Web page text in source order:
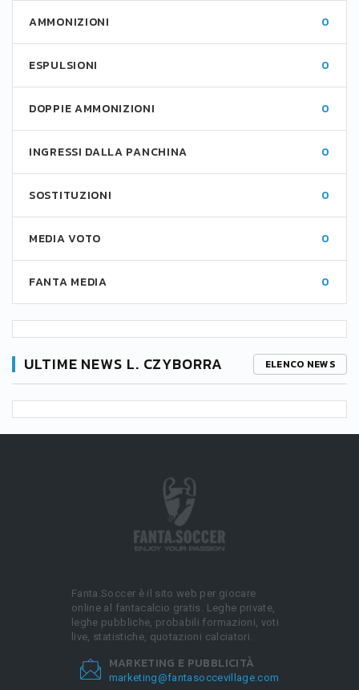
AMMONIZIONI 0
ESPULSIONI 0
DOPPIE AMMONIZIONI 0
INGRESSI DALLA PANCHINA 0
SOSTITUZIONI 0
MEDIA VOTO 0
FANTA MEDIA 0
ULTIME NEWS L. CZYBORRA ELENCO NEWS
Fanta.Soccer è il sito web per giocare
online al fantacalcio gratis. Leghe private,
leghe pubbliche, probabili formazioni, voti
live, statistiche, quotazioni calciatori.
MARKETING E PUBBLICITÀ
marketing@fantasoccevillage.com